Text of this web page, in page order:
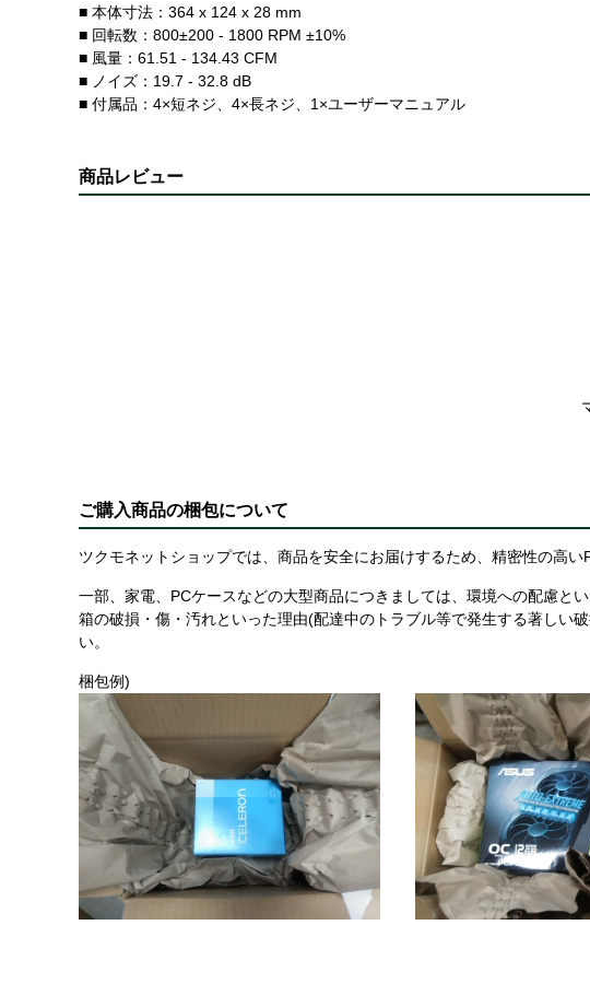
■ 本体寸法：364 x 124 x 28 mm
■ 回転数：800±200 - 1800 RPM ±10%
■ 風量：61.51 - 134.43 CFM
■ ノイズ：19.7 - 32.8 dB
■ 付属品：4×短ネジ、4×長ネジ、1×ユーザーマニュアル
商品レビュー
ご購入商品の梱包について
ツクモネットショップでは、商品を安全にお届けするため、精密性の高
一部、家電、PCケースなどの大型商品につきましては、環境への配慮と
箱の破損・傷・汚れといった理由(配達中のトラブル等で発生する著しい
い。
梱包例)